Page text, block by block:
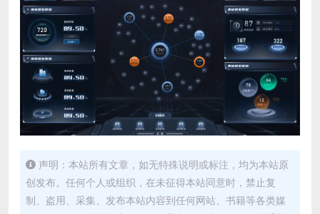
声明：本站所有文章，如无特殊说明或标注，均为本站原
创发布。任何个人或组织，在未征得本站同意时，禁止复
制、盗用、采集、发布本站内容到任何网站、书籍等各类媒